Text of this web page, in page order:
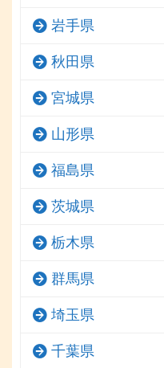
岩手県
秋田県
宮城県
山形県
福島県
茨城県
栃木県
群馬県
埼玉県
千葉県